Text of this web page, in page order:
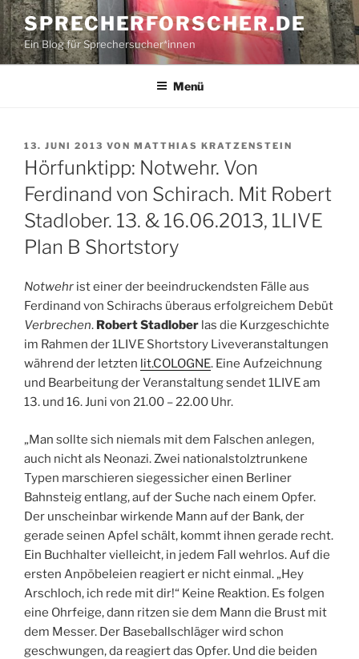
Zum
Inhalt
springen
SPRECHERFORSCHER.DE
Ein Blog für Sprechersucher*innen
Menü
VERÖFFENTLICHT
AM
13. JUNI 2013 VON MATTHIAS KRATZENSTEIN
Hörfunktipp: Notwehr. Von
Ferdinand von Schirach. Mit Robert
Stadlober. 13. & 16.06.2013, 1LIVE
Plan B Shortstory
Notwehr ist einer der beeindruckendsten Fälle aus
Ferdinand von Schirachs überaus erfolgreichem Debüt
Verbrechen. Robert Stadlober las die Kurzgeschichte
im Rahmen der 1LIVE Shortstory Liveveranstaltungen
während der letzten lit.COLOGNE. Eine Aufzeichnung
und Bearbeitung der Veranstaltung sendet 1LIVE am
13. und 16. Juni von 21.00 – 22.00 Uhr.
„Man sollte sich niemals mit dem Falschen anlegen,
auch nicht als Neonazi. Zwei nationalstolztrunkene
Typen marschieren siegessicher einen Berliner
Bahnsteig entlang, auf der Suche nach einem Opfer.
Der unscheinbar wirkende Mann auf der Bank, der
gerade seinen Apfel schält, kommt ihnen gerade recht.
Ein Buchhalter vielleicht, in jedem Fall wehrlos. Auf die
ersten Anpöbeleien reagiert er nicht einmal. „Hey
Arschloch, ich rede mit dir!“ Keine Reaktion. Es folgen
eine Ohrfeige, dann ritzen sie dem Mann die Brust mit
dem Messer. Der Baseballschläger wird schon
geschwungen, da reagiert das Opfer. Und die beiden